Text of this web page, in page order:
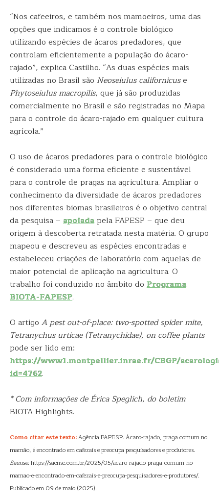
“Nos cafeeiros, e também nos mamoeiros, uma das
opções que indicamos é o controle biológico
utilizando espécies de ácaros predadores, que
controlam eficientemente a população do ácaro-
rajado”, explica Castilho. “As duas espécies mais
utilizadas no Brasil são Neoseiulus californicuse
Phytoseiulus macropilis, que já são produzidas
comercialmente no Brasil e são registradas no Mapa
para o controle do ácaro-rajado em qualquer cultura
agrícola.”
O uso de ácaros predadores para o controle biológico
é considerado uma forma eficiente e sustentável
para o controle de pragas na agricultura. Ampliar o
conhecimento da diversidade de ácaros predadores
nos diferentes biomas brasileiros é o objetivo central
da pesquisa – apoiadapela FAPESP – que deu
origem à descoberta retratada nesta matéria. O grupo
mapeou e descreveu as espécies encontradas e
estabeleceu criações de laboratório com aquelas de
maior potencial de aplicação na agricultura. O
trabalho foi conduzido no âmbito do Programa
BIOTA-FAPESP.
O artigo A pest out-of-place: two-spotted spider mite,
Tetranychus urticae (Tetranychidae), on coffee plants
pode ser lido em:
https://www1.montpellier.inrae.fr/CBGP/
id=4762.
* Com informações de Érica Speglich, do boletim
BIOTA Highlights.
Como citar este texto:Agência FAPESP. Ácaro-rajado, praga comum no
mamão, é encontrado em cafezais e preocupa pesquisadores e produtores.
Saense. https://saense.com.br/2025/05/acaro-rajado-praga-comum-no-
mamao-e-encontrado-em-cafezais-e-preocupa-pesquisadores-e-produtores/.
Publicado em 09 de maio (2025).